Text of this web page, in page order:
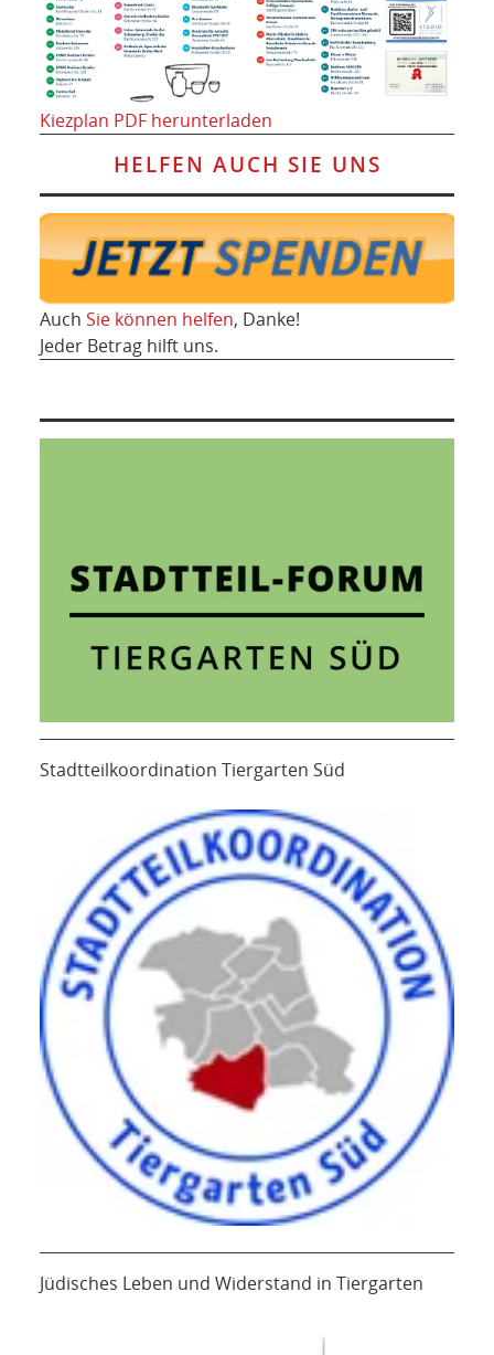
Kiezplan PDF herunterladen
HELFEN AUCH SIE UNS
Auch Sie können helfen, Danke!
Jeder Betrag hilft uns.
Stadtteilkoordination Tiergarten Süd
Jüdisches Leben und Widerstand in Tiergarten